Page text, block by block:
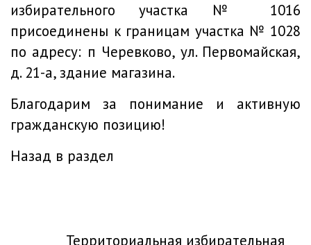
избирательного участка № 1016
присоединены к границам участка № 1028
по адресу: п Черевково, ул. Первомайская,
д. 21-а, здание магазина.
Благодарим за понимание и активную
гражданскую позицию!
Назад в раздел
Территориальная избирательная